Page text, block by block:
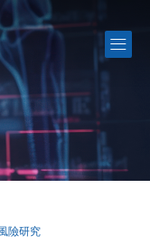
險研究